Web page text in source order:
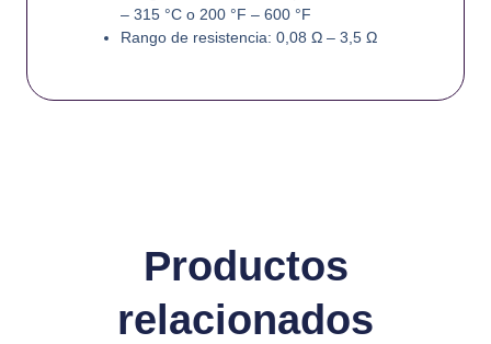
– 315 °C o 200 °F – 600 °F
Rango de resistencia: 0,08 Ω – 3,5 Ω
Productos
relacionados